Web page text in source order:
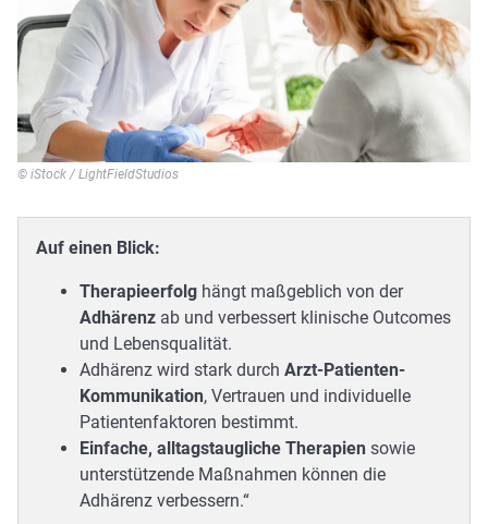
© iStock / LightFieldStudios
Auf einen Blick:
Therapieerfolg hängt maßgeblich von der
Adhärenz ab und verbessert klinische Outcomes
und Lebensqualität.
Adhärenz wird stark durch Arzt-Patienten-
Kommunikation, Vertrauen und individuelle
Patientenfaktoren bestimmt.
Einfache, alltagstaugliche Therapien sowie
unterstützende Maßnahmen können die
Adhärenz verbessern.“